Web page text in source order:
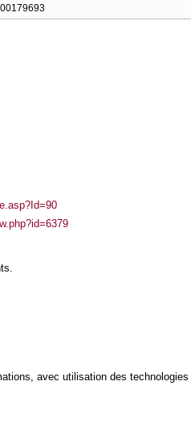
avec utilisation des technologies